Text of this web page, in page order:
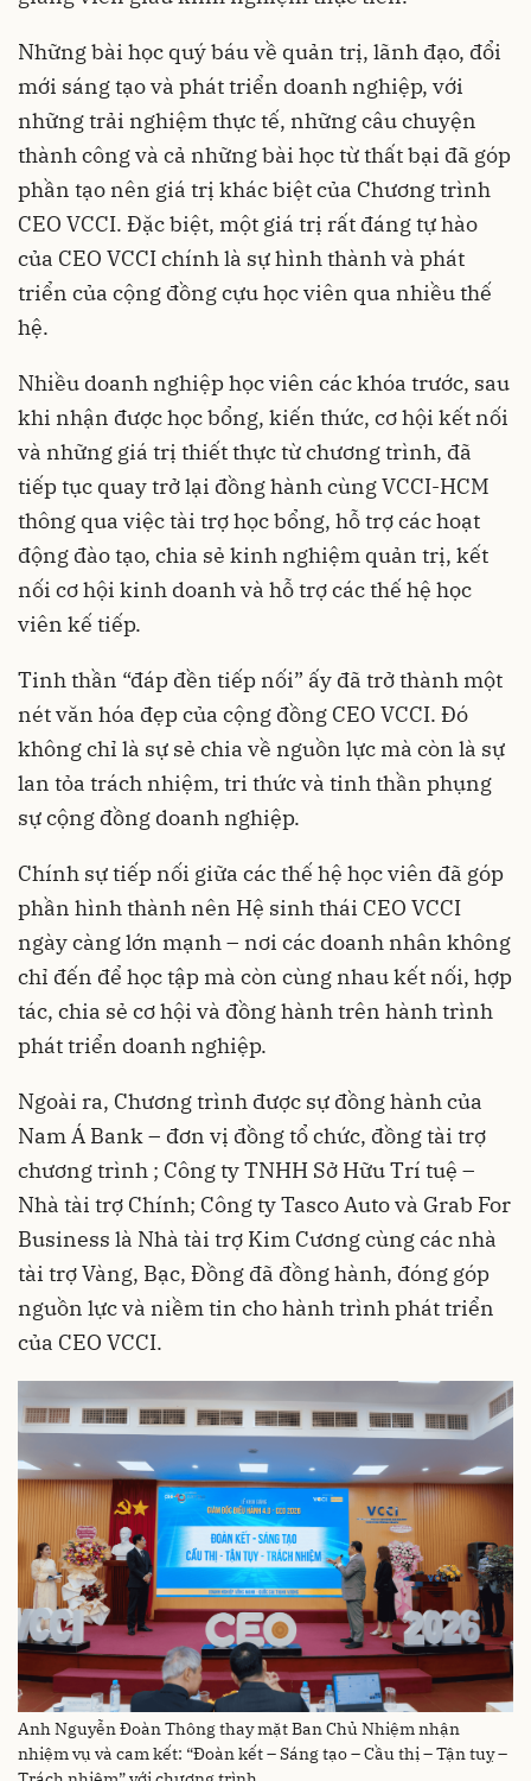
Những bài học quý báu về quản trị, lãnh đạo, đổi
mới sáng tạo và phát triển doanh nghiệp, với
những trải nghiệm thực tế, những câu chuyện
thành công và cả những bài học từ thất bại đã góp
phần tạo nên giá trị khác biệt của Chương trình
CEO VCCI. Đặc biệt, một giá trị rất đáng tự hào
của CEO VCCI chính là sự hình thành và phát
triển của cộng đồng cựu học viên qua nhiều thế
hệ.
Nhiều doanh nghiệp học viên các khóa trước, sau
khi nhận được học bổng, kiến thức, cơ hội kết nối
và những giá trị thiết thực từ chương trình, đã
tiếp tục quay trở lại đồng hành cùng VCCI-HCM
thông qua việc tài trợ học bổng, hỗ trợ các hoạt
động đào tạo, chia sẻ kinh nghiệm quản trị, kết
nối cơ hội kinh doanh và hỗ trợ các thế hệ học
viên kế tiếp.
Tinh thần “đáp đền tiếp nối” ấy đã trở thành một
nét văn hóa đẹp của cộng đồng CEO VCCI. Đó
không chỉ là sự sẻ chia về nguồn lực mà còn là sự
lan tỏa trách nhiệm, tri thức và tinh thần phụng
sự cộng đồng doanh nghiệp.
Chính sự tiếp nối giữa các thế hệ học viên đã góp
phần hình thành nên Hệ sinh thái CEO VCCI
ngày càng lớn mạnh – nơi các doanh nhân không
chỉ đến để học tập mà còn cùng nhau kết nối, hợp
tác, chia sẻ cơ hội và đồng hành trên hành trình
phát triển doanh nghiệp.
Ngoài ra, Chương trình được sự đồng hành của
Nam Á Bank – đơn vị đồng tổ chức, đồng tài trợ
chương trình ; Công ty TNHH Sở Hữu Trí tuệ –
Nhà tài trợ Chính; Công ty Tasco Auto và Grab For
Business là Nhà tài trợ Kim Cương cùng các nhà
tài trợ Vàng, Bạc, Đồng đã đồng hành, đóng góp
nguồn lực và niềm tin cho hành trình phát triển
của CEO VCCI.
Anh Nguyễn Đoàn Thông thay mặt Ban Chủ Nhiệm nhận
nhiệm vụ và cam kết: “Đoàn kết – Sáng tạo – Cầu thị – Tận tuỵ –